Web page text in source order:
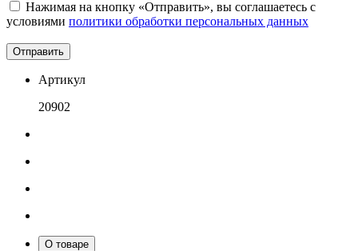
Нажимая на кнопку «Отправить», вы соглашаетесь с
условиями политики обработки персональных данных
Отправить
Артикул
20902
О товаре